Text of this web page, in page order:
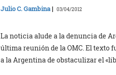
Julio C. Gambina | 03/04/2012
La noticia alude a la denuncia de
última reunión de la OMC. El texto
a la Argentina de obstaculizar el